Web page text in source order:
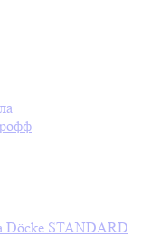
Döcke STANDARD